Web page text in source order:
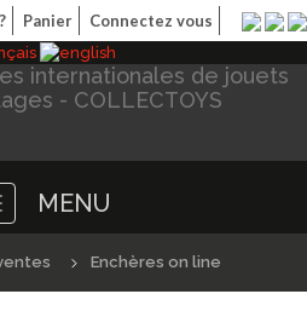
Panier Connectez vous
MENU
Enchères on line